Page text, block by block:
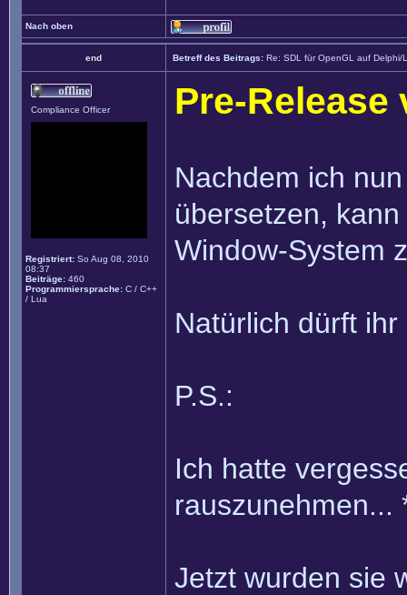
Nach oben
end Betreff des Beitrags: Re: SDL für OpenGL auf Delphi/
Compliance Officer
Registriert: So Aug 08, 2010
08:37
Beiträge: 460
Programmiersprache: C / C++
/ Lua
Pre-Release
Nachdem ich
übersetzen,
Window-System
Natürlich dürft
P.S.:
Ich hatte
rauszunehmen...
Jetzt wurden sie